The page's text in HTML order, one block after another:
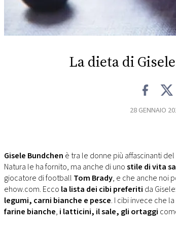
MONACO
La dieta di
28 GENNAIO
Gisele Bundchen è tra le donne più affascinanti
Natura le ha fornito, ma anche di unostile di vita
giocatore di football Tom Brady, e che anche noi
ehow.com. Ecco la lista dei cibi preferiti da Gisele:
legumi, carni bianche e pesce. I cibi invece che
farine bianche, i latticini, il sale, gli ortaggi